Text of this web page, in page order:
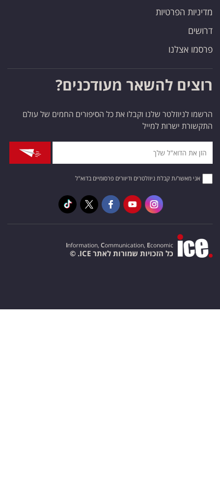
מדיניות הפרטיות
דרושים
פרסמו אצלנו
רוצים להשאר מעודכנים?
הרשמו לניוזלטר שלנו וקבלו את כל הסיפורים החמים של עולם
התקשורת ישרות למייל
אני מאשר/ת קבלת ניוזלטרים ודיוורים פרסומיים בדוא"ל
Information, Communication, Economic
כל הזכויות שמורות לאתר ICE. ©